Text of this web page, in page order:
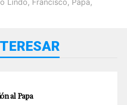
Lindo, Francisco, Papa,
al Papa